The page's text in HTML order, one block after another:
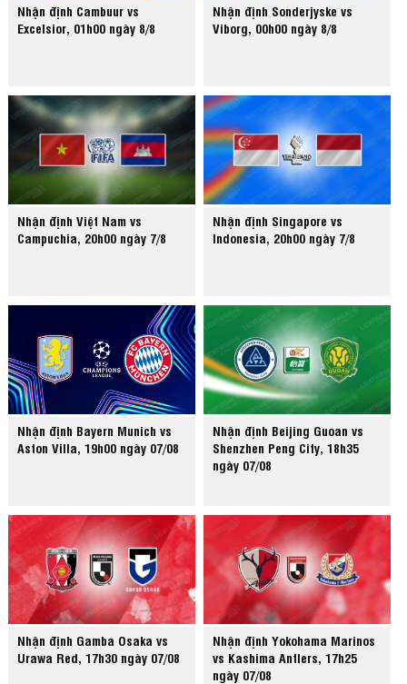
Nhận định Cambuur vs
Excelsior, 01h00 ngày 8/8
Nhận định Sonderjyske vs
Viborg, 00h00 ngày 8/8
Nhận định Việt Nam vs
Campuchia, 20h00 ngày 7/8
Nhận định Singapore vs
Indonesia, 20h00 ngày 7/8
Nhận định Bayern Munich vs
Aston Villa, 19h00 ngày 07/08
Nhận định Beijing Guoan vs
Shenzhen Peng City, 18h35
ngày 07/08
Nhận định Gamba Osaka vs
Urawa Red, 17h30 ngày 07/08
Nhận định Yokohama Marinos
vs Kashima Antlers, 17h25
ngày 07/08